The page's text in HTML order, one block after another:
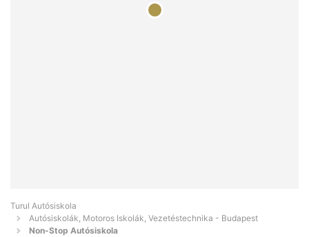
Turul Autósiskola
Autósiskolák, Motoros Iskolák, Vezetéstechnika - Budapest
Non-Stop Autósiskola